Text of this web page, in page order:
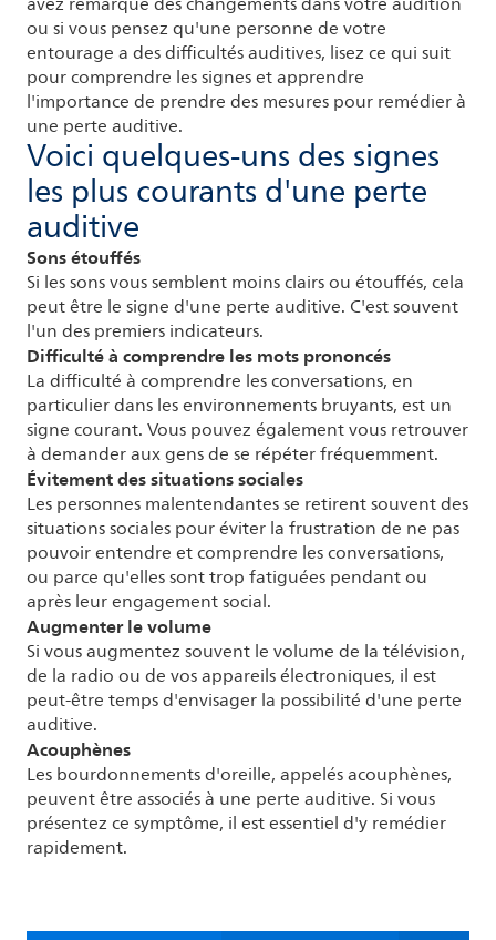
ou si vous pensez qu'une personne de votre
entourage a des difficultés auditives, lisez ce qui suit
pour comprendre les signes et apprendre
l'importance de prendre des mesures pour remédier à
une perte auditive.
Voici quelques-uns des signes
les plus courants d'une perte
auditive
Sons étouffés
Si les sons vous semblent moins clairs ou étouffés, cela
peut être le signe d'une perte auditive. C'est souvent
l'un des premiers indicateurs.
Difficulté à comprendre les mots prononcés
La difficulté à comprendre les conversations, en
particulier dans les environnements bruyants, est un
signe courant. Vous pouvez également vous retrouver
à demander aux gens de se répéter fréquemment.
Évitement des situations sociales
Les personnes malentendantes se retirent souvent des
situations sociales pour éviter la frustration de ne pas
pouvoir entendre et comprendre les conversations,
ou parce qu'elles sont trop fatiguées pendant ou
après leur engagement social.
Augmenter le volume
Si vous augmentez souvent le volume de la télévision,
de la radio ou de vos appareils électroniques, il est
peut-être temps d'envisager la possibilité d'une perte
auditive.
Acouphènes
Les bourdonnements d'oreille, appelés acouphènes,
peuvent être associés à une perte auditive. Si vous
présentez ce symptôme, il est essentiel d'y remédier
rapidement.